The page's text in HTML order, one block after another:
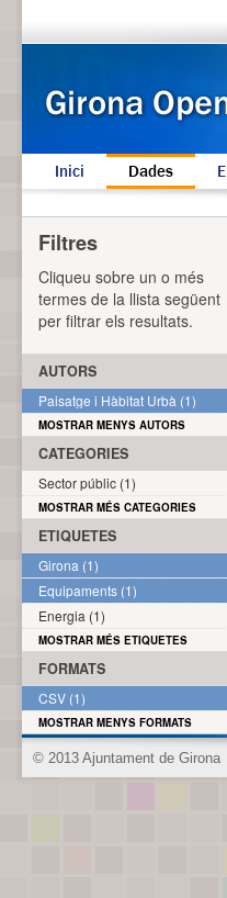
Inici Dades
Filtres
Cliqueu sobre un o més
termes de la llista següent
per filtrar els resultats.
AUTORS
Paisatge i Hàbitat Urbà (1)
MOSTRAR MENYS AUTORS
CATEGORIES
Sector públic (1)
MOSTRAR MÉS CATEGORIES
ETIQUETES
Girona (1)
Equipaments (1)
Energia (1)
MOSTRAR MÉS ETIQUETES
FORMATS
CSV (1)
MOSTRAR MENYS FORMATS
© 2013 Ajuntament de Girona